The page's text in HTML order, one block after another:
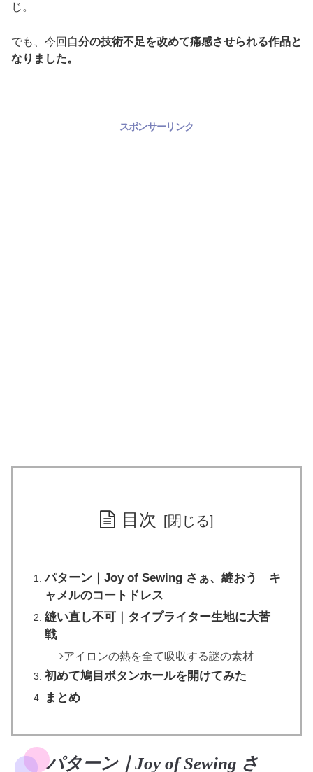
じ。
でも、今回自分の技術不足を改めて痛感させられる作品と
なりました。
スポンサーリンク
目次
パターン｜Joy of Sewing さぁ、縫おう キ
ャメルのコートドレス
縫い直し不可｜タイプライター生地に大苦
戦
アイロンの熱を全て吸収する謎の素材
初めて鳩目ボタンホールを開けてみた
まとめ
パターン｜Joy of Sewing さ